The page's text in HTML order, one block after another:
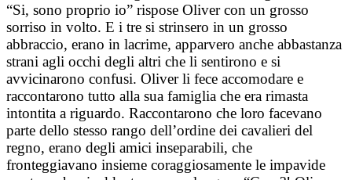
“Si, sono proprio io” rispose Oliver con un grosso
sorriso in volto. E i tre si strinsero in un grosso
abbraccio, erano in lacrime, apparvero anche abbastanza
strani agli occhi degli altri che li sentirono e si
avvicinarono confusi. Oliver li fece accomodare e
raccontarono tutto alla sua famiglia che era rimasta
intontita a riguardo. Raccontarono che loro facevano
parte dello stesso rango dell’ordine dei cavalieri del
regno, erano degli amici inseparabili, che
fronteggiavano insieme coraggiosamente le impavide